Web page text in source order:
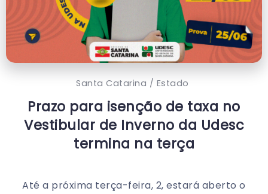
Santa Catarina / Estado
Prazo para isenção de taxa no
Vestibular de Inverno da Udesc
termina na terça
Até a próxima terça-feira, 2, estará aberto o